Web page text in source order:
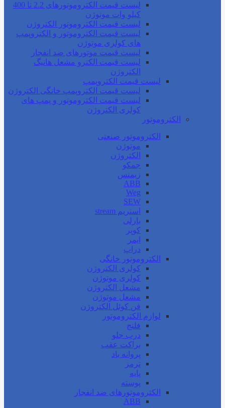
لیست قیمت الکتروموتورهای 2.2 تا 400
کیلو وات موتوژن
لیست قیمت الکتروموتور الکتروژن
لیست قیمت الکتروموتور و الکتروپمپ
های کولری موتوژن
لیست قیمت موتورهای ضد انفجار
لیست قیمت الکترو مشعل هانیگ
الکتروژن
لیست قیمت الکتروپمپ
لیست قیمت الکتروپمپ خانگی الکتروژن
لیست قیمت الکتروموتور و پمپ های
کولری الکتروژن
الکتروموتور
الکتروموتور صنعتی
موتوژن
الکتروژن
جمکو
زیمنس
ABB
Weg
SEW
استریم stream
بارلی
کوپر
ایمر
دراپ
الکتروموتور خانگی
کولری الکتروژن
کولری موتوژن
مشعل الکتروژن
مشعل موتوژن
فن کوئل الکتروژن
لوازم الکتروموتور
فلنج
درب جلو
براکت عقب
پروانه باد
ترمز
پایه
پوسته
الکتروموتورهای ضد انفجار
ABB